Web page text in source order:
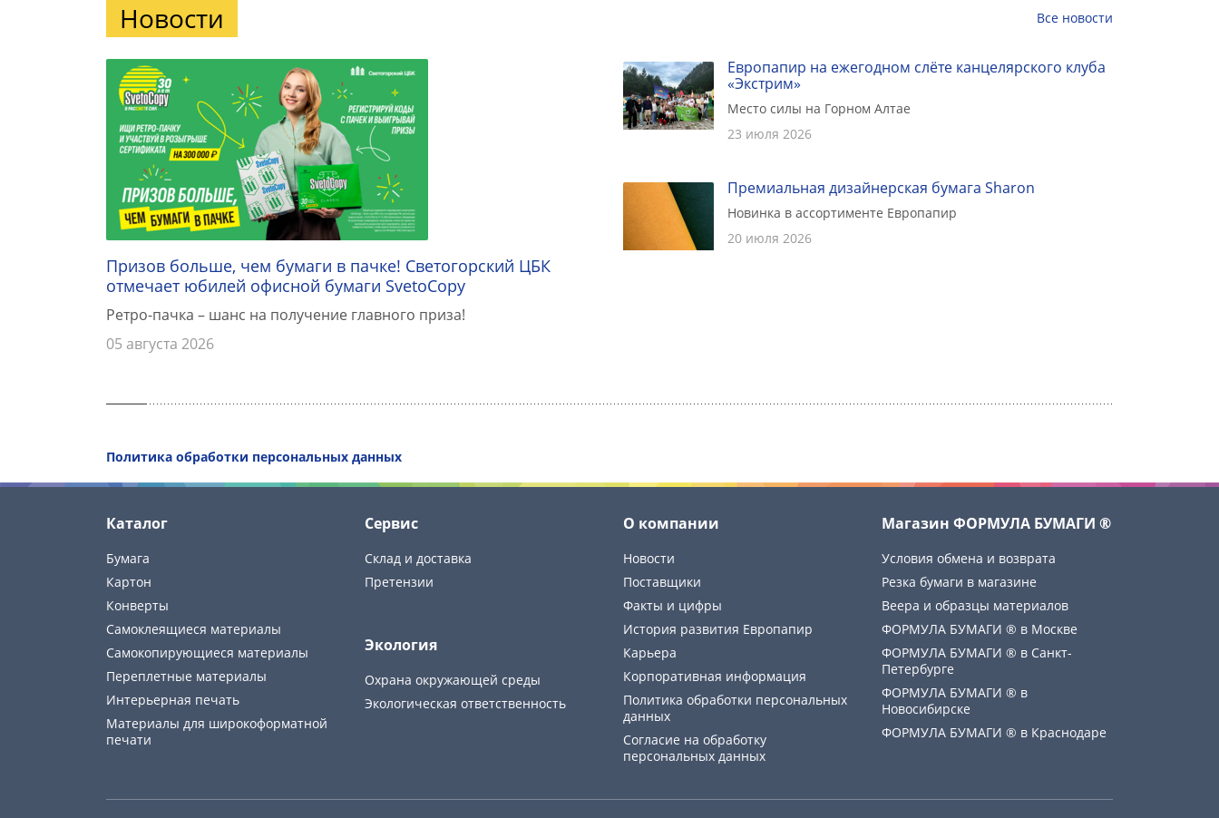
Новости Все новости
Призов больше, чем бумаги в пачке! Светогорский ЦБК
отмечает юбилей офисной бумаги SvetoCopy
Ретро-пачка – шанс на получение главного приза!
05 августа 2026
Европапир на ежегодном слёте канцелярского клуба
«Экстрим»
Место силы на Горном Алтае
23 июля 2026
Премиальная дизайнерская бумага Sharon
Новинка в ассортименте Европапир
20 июля 2026
Политика обработки персональных данных
Каталог
Бумага
Картон
Конверты
Самоклеящиеся материалы
Самокопирующиеся материалы
Переплетные материалы
Интерьерная печать
Материалы для широкоформатной
печати
Сервис
Склад и доставка
Претензии
Экология
Охрана окружающей среды
Экологическая ответственность
О компании
Новости
Поставщики
Факты и цифры
История развития Европапир
Карьера
Корпоративная информация
Политика обработки персональных
данных
Cогласие на обработку
персональных данных
Магазин ФОРМУЛА БУМАГИ ®
Условия обмена и возврата
Резка бумаги в магазине
Веера и образцы материалов
ФОРМУЛА БУМАГИ ® в Москве
ФОРМУЛА БУМАГИ ® в Санкт-
Петербурге
ФОРМУЛА БУМАГИ ® в
Новосибирске
ФОРМУЛА БУМАГИ ® в Краснодаре